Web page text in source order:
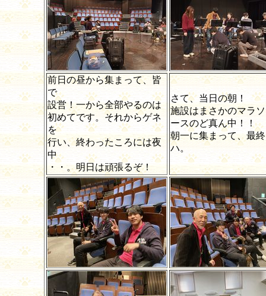
前日の昼から集まって、皆
で
設営！一から全部やるのは
初めてです。それからゲネ
を
行い、終わったころには夜
中
・・。明日は頑張るぞ！
さて、当日の朝！
施設はまさかのマラ
ースのど真ん中！！
朝一に集まって、最
ハ。